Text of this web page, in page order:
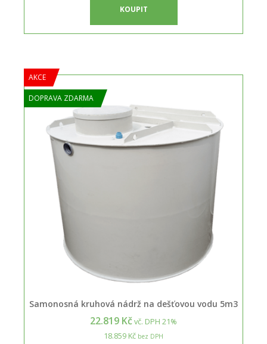
KOUPIT
AKCE
DOPRAVA ZDARMA
Samonosná kruhová nádrž na dešťovou vodu 5m3
22.819 Kčvč. DPH 21%
18.859 Kč bez DPH